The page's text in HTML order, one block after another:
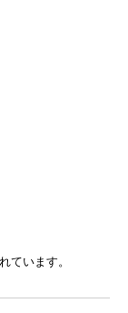
ています。